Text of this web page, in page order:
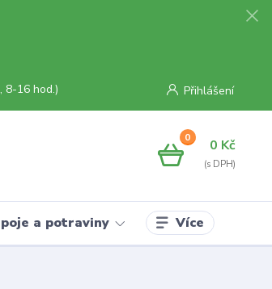
Přihlášení
8-16 hod.)
0 0 Kč
a potraviny Více